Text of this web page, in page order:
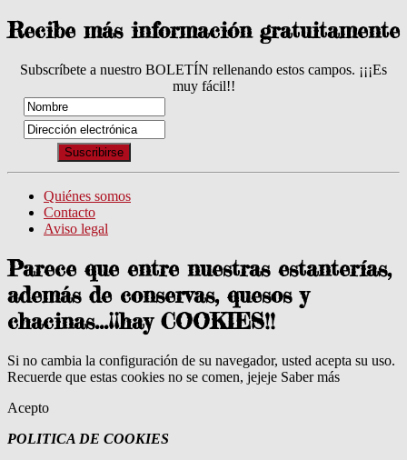
Recibe más información gratuitamente
Subscríbete a nuestro BOLETÍN rellenando estos campos. ¡¡¡Es
muy fácil!!
Quiénes somos
Contacto
Aviso legal
Parece que entre nuestras estanterías,
además de conservas, quesos y
chacinas...¡¡hay COOKIES!!
Si no cambia la configuración de su navegador, usted acepta su uso.
Recuerde que estas cookies no se comen, jejeje Saber más
Acepto
POLITICA DE COOKIES